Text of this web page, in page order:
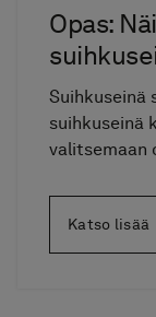
Opas:
Suihkuseinä
suihkuseinä
valitsemaan
Katso lisää